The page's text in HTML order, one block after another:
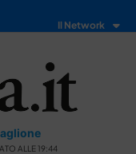
Il Network
ALLE 19:44